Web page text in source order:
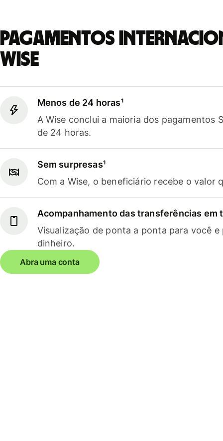
Pagamentos
Wise
Menos de 24 horas¹
A Wise conclui a maioria dos pagamentos
de 24 horas.
Sem surpresas¹
Com a Wise, o beneficiário recebe o valor
Acompanhamento das transferências em
Visualização de ponta a ponta para você
dinheiro.
Abra uma conta